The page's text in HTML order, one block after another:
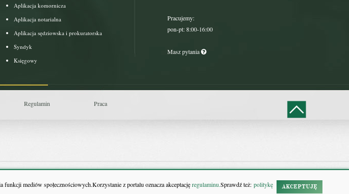
mediów społecznościowych.Korzystanie z portalu oznacza akceptacjęregulaminu.Sprawdź też: politykę
AKCEPTUJĘ
Aplikacja komornicza
Aplikacja notarialna
Aplikacja sędziowska i prokuratorska
Syndyk
Księgowy
Pracujemy:
pon-pt: 8:00-16:00
Masz pytania
Regulamin Praca